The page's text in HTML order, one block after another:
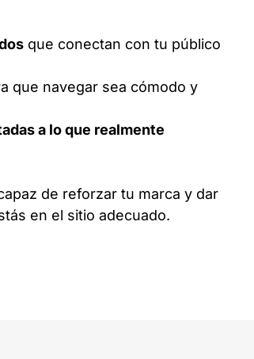
que conectan con tu público
que navegar sea cómodo y
a lo que realmente
de reforzar tu marca y dar
en el sitio adecuado.